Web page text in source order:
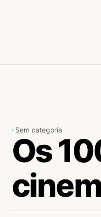
Sem categoria
Os